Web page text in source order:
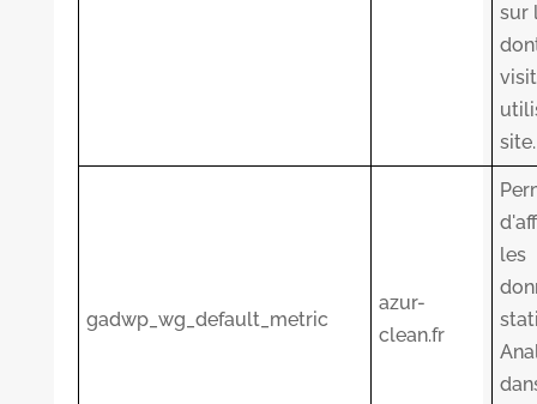
sur
site.
gadwp_wg_default_metric
azur-
clean.fr
les